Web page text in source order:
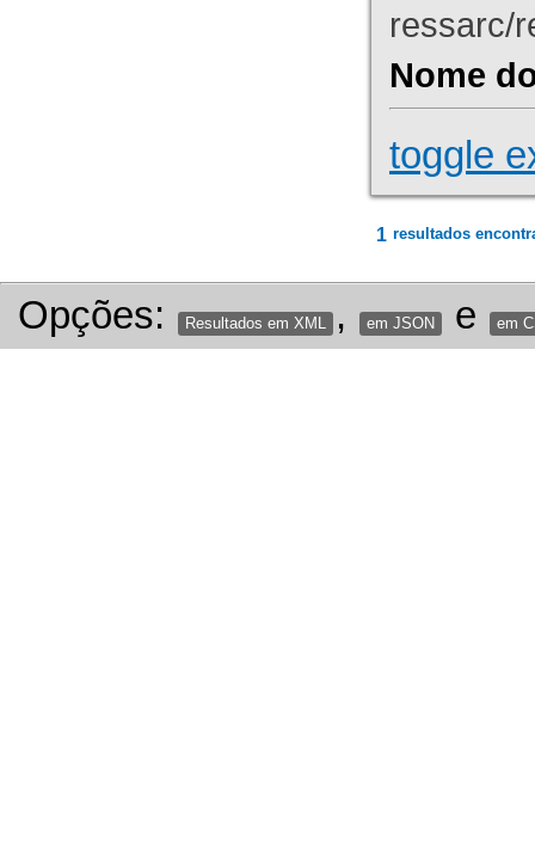
ressarc/
Nome
toggle
1 resultados
Opções: Resultados em XML , em JSON e em